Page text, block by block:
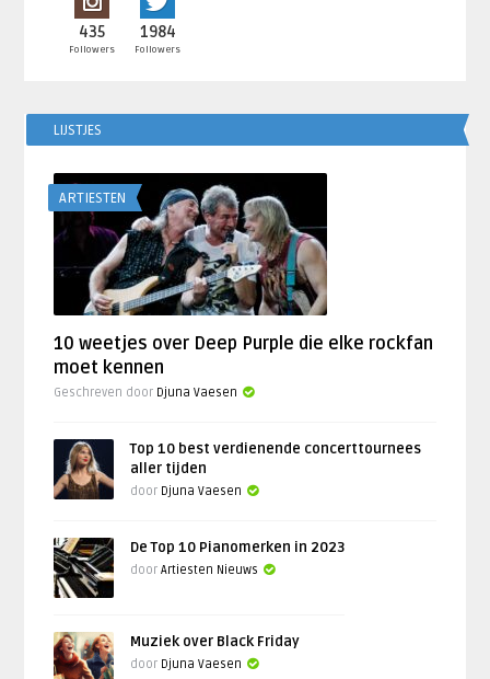
435
Followers
1984
Followers
LIJSTJES
ARTIESTEN
10 weetjes over Deep Purple die elke rockfan
moet kennen
Geschreven door Djuna Vaesen
Top 10 best verdienende concerttournees
aller tijden
door Djuna Vaesen
De Top 10 Pianomerken in 2023
doorArtiesten Nieuws
Muziek over Black Friday
door Djuna Vaesen